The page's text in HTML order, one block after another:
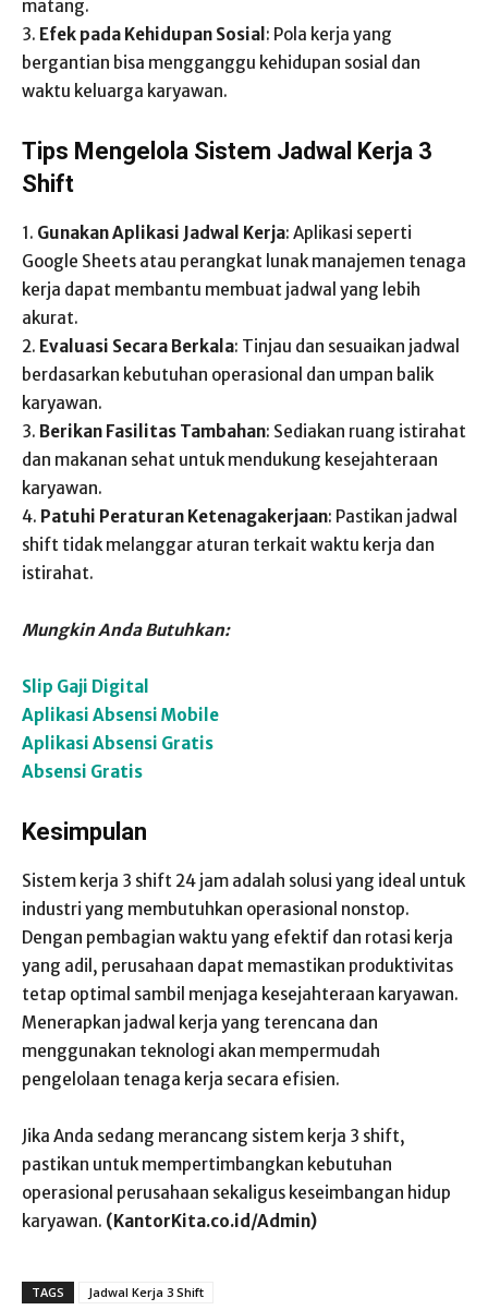
matang.
3. Efek pada Kehidupan Sosial : Pola kerja yang
bergantian bisa mengganggu kehidupan sosial dan
waktu keluarga karyawan.
Tips Mengelola Sistem Jadwal Kerja 3
Shift
1. Gunakan Aplikasi Jadwal Kerja: Aplikasi seperti
Google Sheets atau perangkat lunak manajemen tenaga
kerja dapat membantu membuat jadwal yang lebih
akurat.
2. Evaluasi Secara Berkala: Tinjau dan sesuaikan jadwal
berdasarkan kebutuhan operasional dan umpan balik
karyawan.
3. Berikan Fasilitas Tambahan: Sediakan ruang istirahat
dan makanan sehat untuk mendukung kesejahteraan
karyawan.
4. Patuhi Peraturan Ketenagakerjaan: Pastikan jadwal
shift tidak melanggar aturan terkait waktu kerja dan
istirahat.
Mungkin Anda Butuhkan:
Slip Gaji Digital
Aplikasi Absensi Mobile
Aplikasi Absensi Gratis
Absensi Gratis
Kesimpulan
Sistem kerja 3 shift 24 jam adalah solusi yang ideal untuk
industri yang membutuhkan operasional nonstop.
Dengan pembagian waktu yang efektif dan rotasi kerja
yang adil, perusahaan dapat memastikan produktivitas
tetap optimal sambil menjaga kesejahteraan karyawan.
Menerapkan jadwal kerja yang terencana dan
menggunakan teknologi akan mempermudah
pengelolaan tenaga kerja secara efisien.
Jika Anda sedang merancang sistem kerja 3 shift,
pastikan untuk mempertimbangkan kebutuhan
operasional perusahaan sekaligus keseimbangan hidup
karyawan. (KantorKita.co.id/Admin)
TAGS Jadwal Kerja 3 Shift